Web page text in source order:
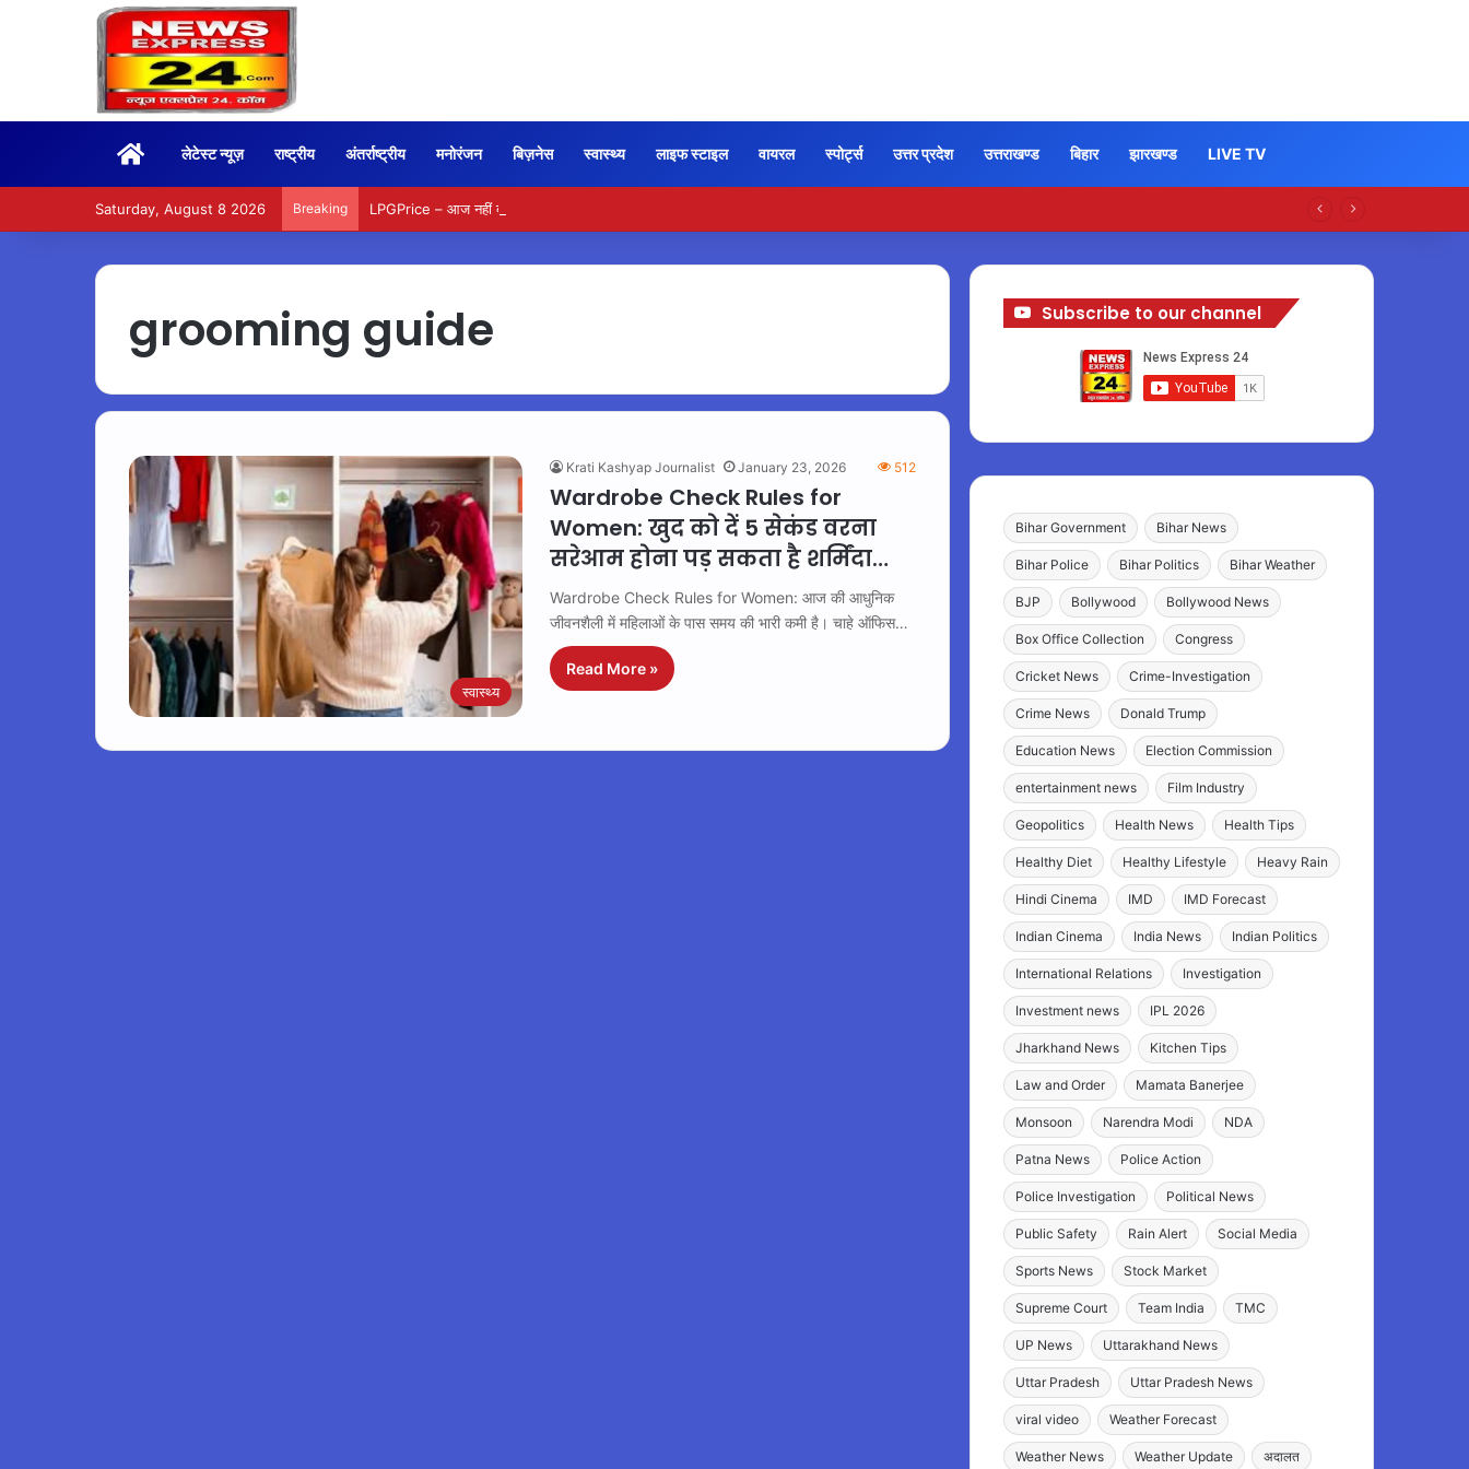
Homeलेटेस्ट न्यूज़ राष्ट्रीय अंतर्राष्ट्रीय मनोरंजन बिज़नेस स्वास्थ्य लाइफ स्टाइल वायरल स्पोर्ट्स उत्तर प्रदेश उत्तराखण्ड बिहार झारखण्ड LIVE TV
Saturday, August 8 2026 Breaking LPGPrice – आज नहीं बदले एलपीजी सिलेंडर के दाम, जानें शहरवार नई कीमतें…
grooming guide
स्वास्थ्य
Krati Kashyap Journalist January 23, 2026 512
Wardrobe Check Rules for
Women: खुद को दें 5 सेकंड वरना
सरेआम होना पड़ सकता है शर्मिंदा…
Wardrobe Check Rules for Women: आज की आधुनिक
जीवनशैली में महिलाओं के पास समय की भारी कमी है। चाहे ऑफिस…
Read More »
Subscribe to our channel
Bihar Government Bihar News
Bihar Police Bihar Politics Bihar Weather
BJP Bollywood Bollywood News
Box Office Collection Congress
Cricket News Crime-Investigation
Crime News Donald Trump
Education News Election Commission
entertainment news Film Industry
Geopolitics Health News Health Tips
Healthy Diet Healthy Lifestyle Heavy Rain
Hindi Cinema IMD IMD Forecast
Indian Cinema India News Indian Politics
International Relations Investigation
Investment news IPL 2026
Jharkhand News Kitchen Tips
Law and Order Mamata Banerjee
Monsoon Narendra Modi NDA
Patna News Police Action
Police Investigation Political News
Public Safety Rain Alert Social Media
Sports News Stock Market
Supreme Court Team India TMC
UP News Uttarakhand News
Uttar Pradesh Uttar Pradesh News
viral video Weather Forecast
Weather News Weather Update अदालत